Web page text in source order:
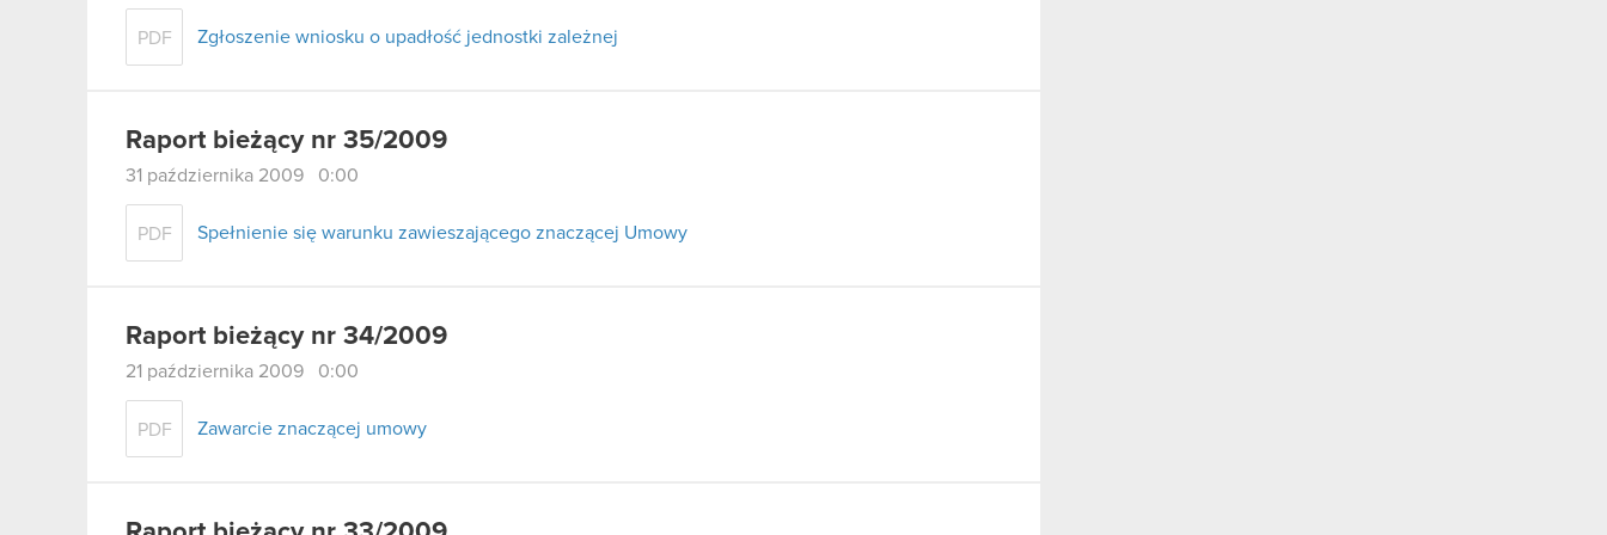
PDF Zgłoszenie wniosku o upadłość jednostki zależnej
Raport bieżący nr 35/2009
31 października 2009 0:00
PDF Spełnienie się warunku zawieszającego znaczącej Umowy
Raport bieżący nr 34/2009
21 października 2009 0:00
PDF Zawarcie znaczącej umowy